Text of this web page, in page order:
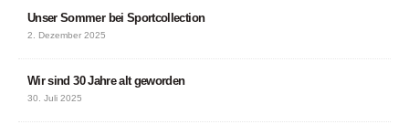
Unser Sommer bei Sportcollection
2. Dezember 2025
Wir sind 30 Jahre alt geworden
30. Juli 2025